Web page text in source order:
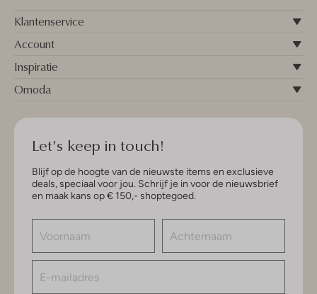
Klantenservice
Account
Inspiratie
Omoda
Let's keep in touch!
Blijf op de hoogte van de nieuwste items en exclusieve
deals, speciaal voor jou. Schrijf je in voor de nieuwsbrief
en maak kans op € 150,- shoptegoed.